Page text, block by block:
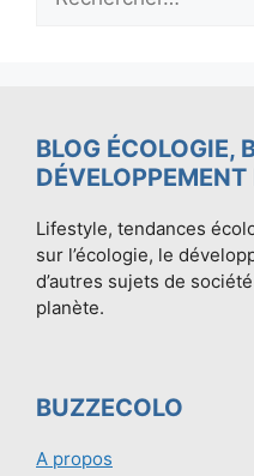
BLOG ÉCOLOGIE,
DÉVELOPPEMENT
Lifestyle, tendances
sur l’écologie, le
d’autres sujets de
planète.
BUZZECOLO
A propos